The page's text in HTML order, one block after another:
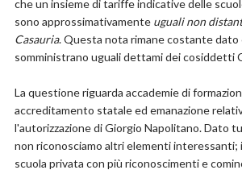
che un insieme di tariffe indicative delle
sono approssimativamente uguali non
Casauria. Questa nota rimane costante dato
somministrano uguali dettami dei cosiddetti
La questione riguarda accademie di
accreditamento statale ed emanazione
l'autorizzazione di Giorgio Napolitano. Dato
non riconosciamo altri elementi interessanti;
scuola privata con più riconoscimenti e